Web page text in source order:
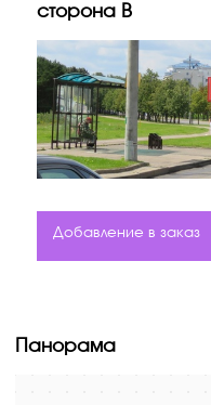
сторона B
Добавление в заказ
Панорама